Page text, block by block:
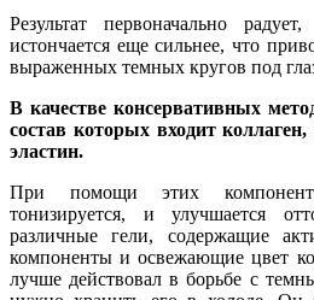
Результат первоначально
истончается еще сильнее, что
выраженных темных кругов под
В качестве консервативных
состав которых входит
эластин.
При помощи этих
тонизируется, и улучшается
различные гели, содержащие
компоненты и освежающие цвет
лучше действовал в борьбе с